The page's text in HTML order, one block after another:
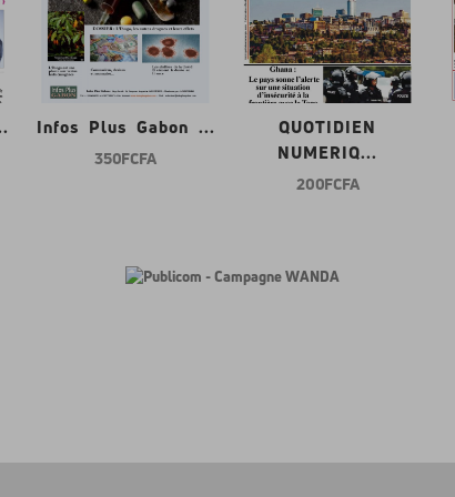
Infos Plus Gabon ...
350 FCFA
QUOTIDIEN
NUMERIQ...
200 FCFA